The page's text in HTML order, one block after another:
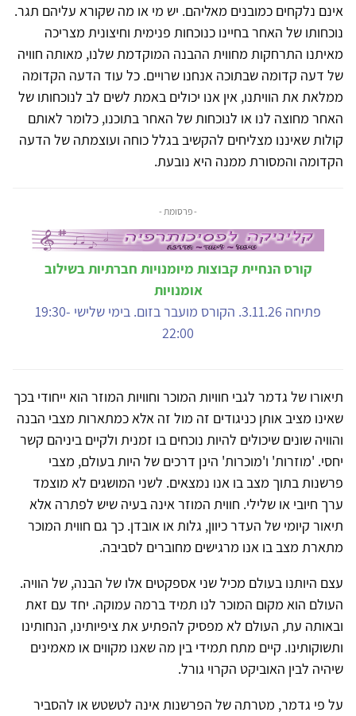
אינם נלקחים כמובנים מאליהם. יש מי או מה שקורא עליהם תגר.
נוכחותו של האחר בחיינו כנוכחות פנימית וחיצונית מצריכה
מאיתנו התרחקות מחווית ההבנה המוקדמת שלנו, מאותה חוויה
של דעה קדומה שבתוכה אנחנו שרויים. כל עוד הדעה הקדומה
ממלאת את הוויתנו, אין אנו יכולים באמת לשים לב לנוכחותו של
האחר מחוצה לנו או לנוכחות של האחר בתוכנו, כלומר לאותם
קולות שאיננו מצליחים להקשיב בגלל כוחה ועוצמתה של הדעה
הקדומה והמסורת ממנה היא נובעת.
- פרסומת -
קורס הנחיית קבוצות מיומנויות חברתיות בשילוב
אומנויות
פתיחה 3.11.26. הקורס מועבר בזום. בימי שלישי 19:30-
22:00
תיאורו של גדמר לגבי חוויות המוכר וחוויות המוזר הוא ייחודי בכך
שאינו מציב אותן כניגודים זה מול זה אלא כמתארות מצבי הבנה
והוויה שונים שיכולים להיות נוכחים בו זמנית ולקיים ביניהם קשר
יחסי. 'מוזרות' ו'מוכרות' הינן דרכים של היות בעולם, מצבי
פרשנות בתוך מצב בו אנו נמצאים. לשני המושגים לא מוצמד
ערך חיובי או שלילי. חווית המוזר אינה בעיה שיש לפתרה אלא
תיאור קיומי של העדר כיוון, גלות או אובדן. כך גם חווית המוכר
מתארת מצב בו אנו מרגישים מחוברים לסביבה.
עצם היותנו בעולם מכיל שני אספקטים אלו של הבנה, של הוויה.
העולם הוא מקום המוכר לנו תמיד ברמה עמוקה. יחד עם זאת
ובאותה עת, העולם לא מפסיק להפתיע את ציפיותינו, הנחותינו
ותשוקותינו. קיים מתח תמידי בין מה שאנו מקווים או מאמינים
שיהיה לבין האוביקט הקרוי גורל.
על פי גדמר, מטרתה של הפרשנות אינה לטשטש או להסביר